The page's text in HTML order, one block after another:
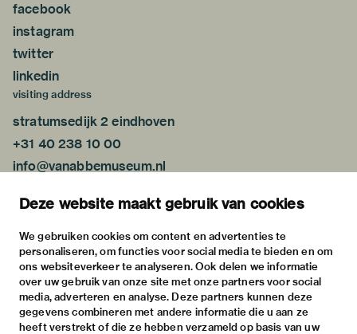
Deze website maakt gebruik van cookies
We gebruiken cookies om content en advertenties te
personaliseren, om functies voor social media te bieden en om
ons websiteverkeer te analyseren. Ook delen we informatie
over uw gebruik van onze site met onze partners voor social
media, adverteren en analyse. Deze partners kunnen deze
gegevens combineren met andere informatie die u aan ze
heeft verstrekt of die ze hebben verzameld op basis van uw
facebook
instagram
twitter
linkedin
visiting address
stratumsedijk 2 eindhoven
+31 40 238 10 00
info@vanabbemuseum.nl
exhibitions
activities
practical information
about
the museum
the collection